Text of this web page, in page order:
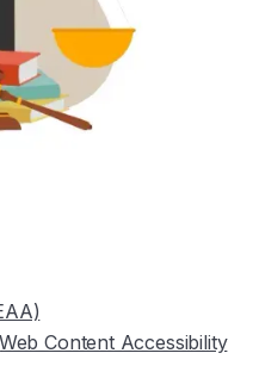
Content Accessibility